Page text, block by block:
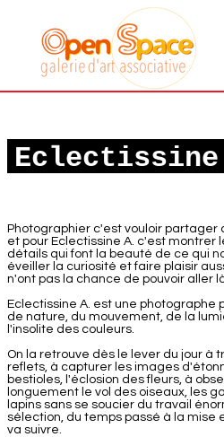
Galerie art
associative
Eclectissine
Photographier c'est vouloir partager
et pour Eclectissine A. c'est montrer
détails qui font la beauté de ce qui
éveiller la curiosité et faire plaisir
n'ont pas la chance de pouvoir aller
Eclectissine A. est une photographe
de nature, du mouvement, de la
l'insolite des couleurs.
On la retrouve dès le lever du jour à
reflets, à capturer les images
bestioles, l'éclosion des fleurs, à
longuement le vol des oiseaux, les
lapins sans se soucier du travail
sélection, du temps passé à la mise
va suivre.